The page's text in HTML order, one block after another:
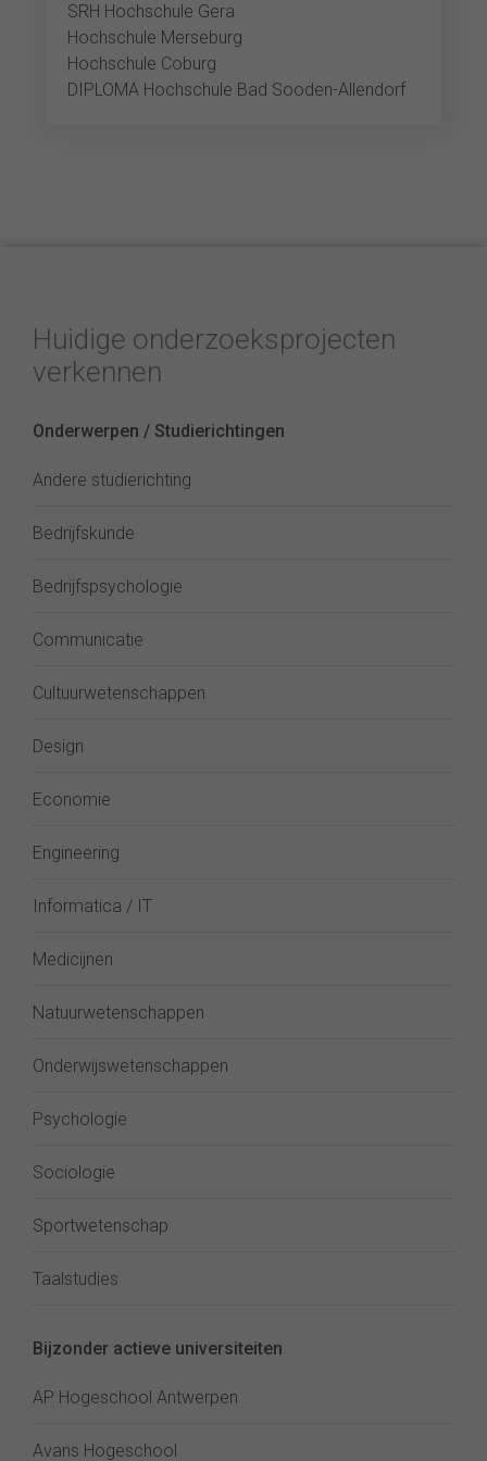
SRH Hochschule Gera
Hochschule Merseburg
Hochschule Coburg
DIPLOMA Hochschule Bad Sooden-Allendorf
Huidige onderzoeksprojecten
verkennen
Onderwerpen / Studierichtingen
Andere studierichting
Bedrijfskunde
Bedrijfspsychologie
Communicatie
Cultuurwetenschappen
Design
Economie
Engineering
Informatica / IT
Medicijnen
Natuurwetenschappen
Onderwijswetenschappen
Psychologie
Sociologie
Sportwetenschap
Taalstudies
Bijzonder actieve universiteiten
AP Hogeschool Antwerpen
Avans Hogeschool